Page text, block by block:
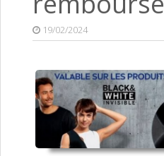
19/02/2024